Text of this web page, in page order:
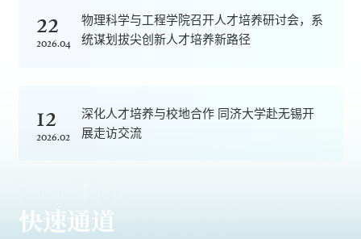
22
2026.04
物理科学与工程学院召开人才培养研讨会，系
统谋划拔尖创新人才培养新路径
12
2026.02
深化人才培养与校地合作 同济大学赴无锡开
展走访交流
快速通道